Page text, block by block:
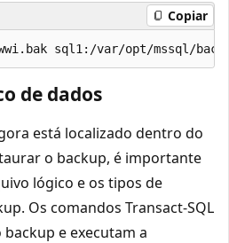
Copiar
de dados
está localizado dentro do
o backup, é importante
lógico e os tipos de
Os comandos Transact-SQL
e executam a